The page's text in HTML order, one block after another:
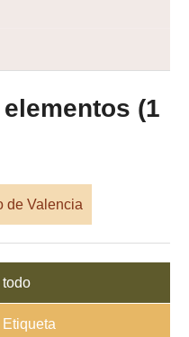
(1
de Valencia
todo